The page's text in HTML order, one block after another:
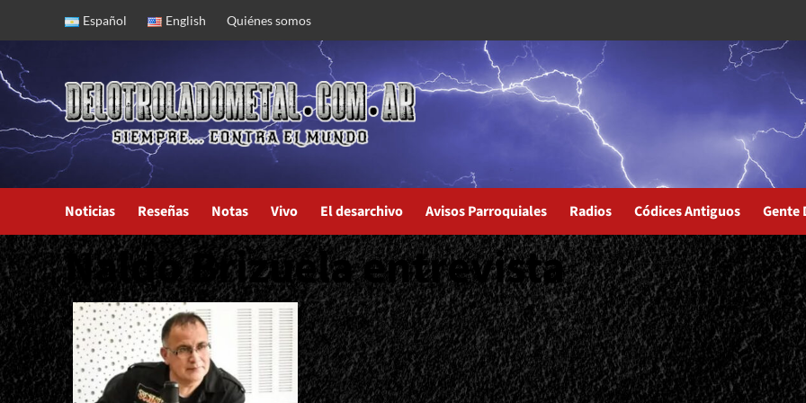
content
Español English Quiénes somos
Noticias Reseñas Notas Vivo El desarchivo Avisos Parroquiales Radios Códices Antiguos Gente
Naldo Brizuela entrevista